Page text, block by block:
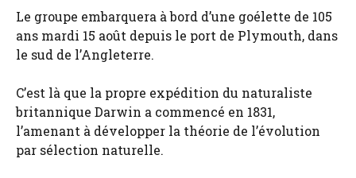
Le groupe embarquera à bord d’une goélette de 105
ans mardi 15 août depuis le port de Plymouth, dans
le sud de l’Angleterre.
C’est là que la propre expédition du naturaliste
britannique Darwin a commencé en 1831,
l’amenant à développer la théorie de l’évolution
par sélection naturelle.